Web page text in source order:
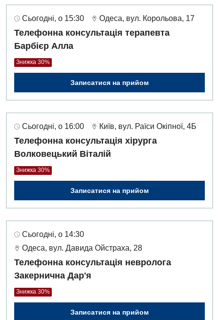
Сьогодні, о 15:30 Одеса, вул. Корольова, 17
Телефонна консультація терапевта
Барбієр Алла
Знижка 30%
Записатися на прийом
Сьогодні, о 16:00 Київ, вул. Раїси Окіпної, 4Б
Телефонна консультація хірурга
Волковецький Віталій
Знижка 30%
Записатися на прийом
Сьогодні, о 14:30
Одеса, вул. Давида Ойстраха, 28
Телефонна консультація невролога
Закернична Дар'я
Знижка 30%
Записатися на прийом